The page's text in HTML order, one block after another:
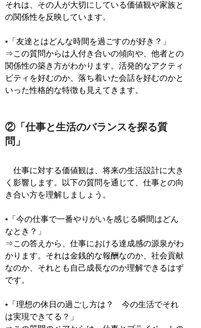
それは、その人が大切にしている価値観や家族と
の関係性を反映しています。
•「友達とはどんな時間を過ごすのが好き？」
⇒この質問からは人付き合いの傾向や、他者との
関係性の築き方がわかります。活発的なアクティ
ビティを好むのか、落ち着いた会話を好むのかと
いった性格的な特徴も見えてきます。
②「仕事と生活のバランスを探る質
問」
仕事に対する価値観は、将来の生活設計に大き
く影響します。以下の質問を通じて、仕事との向
き合い方を理解しましょう。
•「今の仕事で一番やりがいを感じる瞬間はどん
なとき？」
⇒この答えから、仕事における達成感の源泉がわ
かります。それは金銭的な報酬なのか、社会貢献
なのか、それとも自己成長なのか理解できるはず
です。
•「理想の休日の過ごし方は？ 今の生活でそれ
は実現できてる？」